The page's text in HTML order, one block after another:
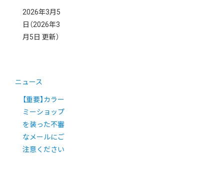
2026年3月5
日 （2026年3
月5日 更新）
ニュース
【重要】カラー
ミーショップ
を装った不審
なメールにご
注意ください